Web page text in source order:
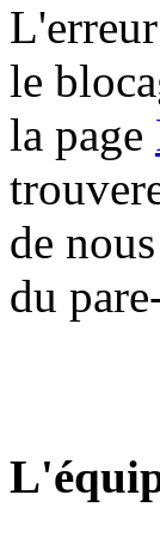
le
la page
de
du